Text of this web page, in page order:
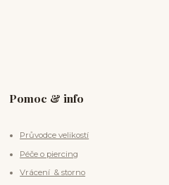
Pomoc & info
Průvodce velikostí
Péče o piercing
Vrácení & storno